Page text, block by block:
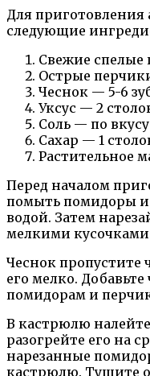
Для
следующие
Свежие спелые
Острые
Чеснок — 5-6
Уксус — 2
Соль — по вкусу
Сахар — 1
Растительное
Перед началом
помыть помидоры
водой. Затем
мелкими
Чеснок пропустите
его мелко.
помидорам и
В кастрюлю
разогрейте его на
нарезанные
кастрюлю. Тушите